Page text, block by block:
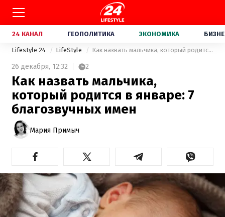
24 КАНАЛ ГЕОПОЛИТИКА ЭКОНОМИКА
Lifestyle 24 LifeStyle Как назвать мальчика, который родится в январе: 7 благозвучных имен
26 декабря, 12:32 2
Как назвать мальчика,
который родится в январе: 7
благозвучных имен
Мария Примыч